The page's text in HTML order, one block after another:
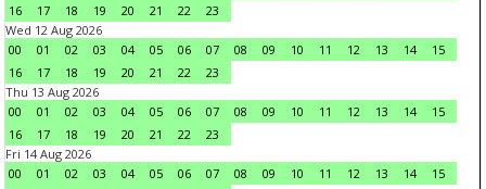
16
17 18 19 20 21 22
23
Wed 12 Aug 2026
00
01 02 03 04 05 06 07 08 09 10 11 12 13 14
15
16
17 18 19 20 21 22
23
Thu 13 Aug 2026
00
01 02 03 04 05 06 07 08 09 10 11 12 13 14
15
16
17 18 19 20 21 22
23
Fri 14 Aug 2026
00
01 02 03 04 05 06 07 08 09 10 11 12 13 14
15